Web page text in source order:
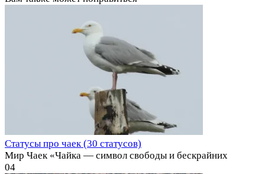
Статусы про чаек (30 статусов)
Мир Чаек «Чайка — символ свободы и бескрайних
04